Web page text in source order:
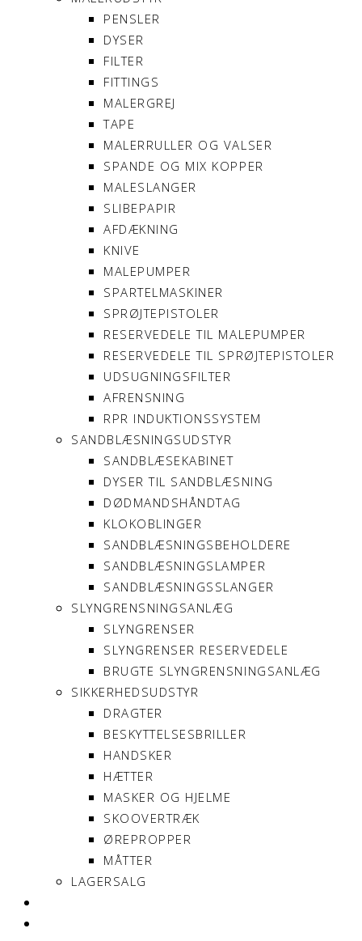
PENSLER
DYSER
FILTER
FITTINGS
MALERGREJ
TAPE
MALERRULLER OG VALSER
SPANDE OG MIX KOPPER
MALESLANGER
SLIBEPAPIR
AFDÆKNING
KNIVE
MALEPUMPER
SPARTELMASKINER
SPRØJTEPISTOLER
RESERVEDELE TIL MALEPUMPER
RESERVEDELE TIL SPRØJTEPISTOLER
UDSUGNINGSFILTER
AFRENSNING
RPR INDUKTIONSSYSTEM
SANDBLÆSNINGSUDSTYR
SANDBLÆSEKABINET
DYSER TIL SANDBLÆSNING
DØDMANDSHÅNDTAG
KLOKOBLINGER
SANDBLÆSNINGSBEHOLDERE
SANDBLÆSNINGSLAMPER
SANDBLÆSNINGSSLANGER
SLYNGRENSNINGSANLÆG
SLYNGRENSER
SLYNGRENSER RESERVEDELE
BRUGTE SLYNGRENSNINGSANLÆG
SIKKERHEDSUDSTYR
DRAGTER
BESKYTTELSESBRILLER
HANDSKER
HÆTTER
MASKER OG HJELME
SKOOVERTRÆK
ØREPROPPER
MÅTTER
LAGERSALG